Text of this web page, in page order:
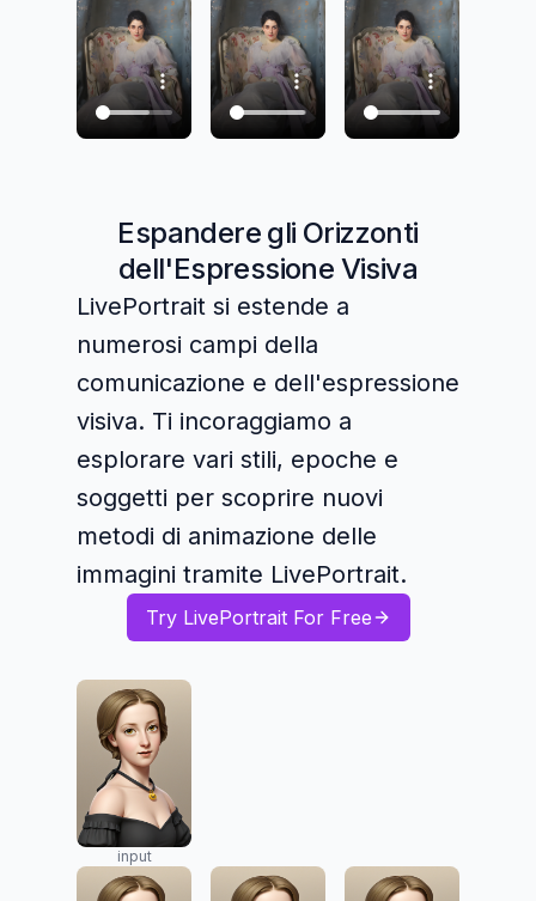
Espandere gli Orizzonti
dell'Espressione Visiva
LivePortrait si estende a
numerosi campi della
comunicazione e dell'espressione
visiva. Ti incoraggiamo a
esplorare vari stili, epoche e
soggetti per scoprire nuovi
metodi di animazione delle
immagini tramite LivePortrait.
Try LivePortrait For Free
input